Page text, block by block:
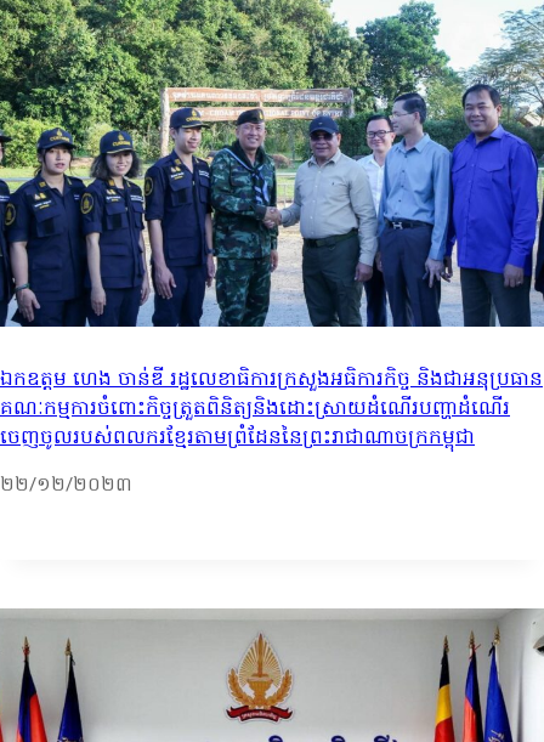
ឯកឧត្ដម ហេង ចាន់ឌី រដ្ឋលេខាធិការក្រសួងអធិការកិច្ច និងជាអនុប្រធាន
គណៈកម្មការចំពោះកិច្ចត្រួតពិនិត្យនិងដោះស្រាយដំណើរបញ្ហាដំណើរ
ចេញចូលរបស់ពលករខ្មែរតាមព្រំដែននៃព្រះរាជាណាចក្រកម្ពុជា
២២/១២/២០២៣